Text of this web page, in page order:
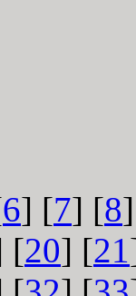
6] [7] [8
[20] [21